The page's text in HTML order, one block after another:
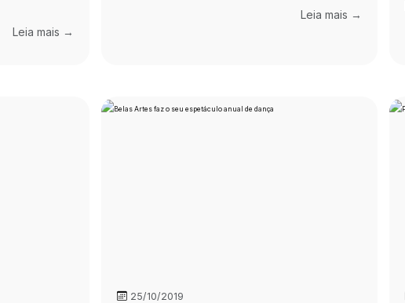
Leia mais →
Leia mais →
25/10/2019